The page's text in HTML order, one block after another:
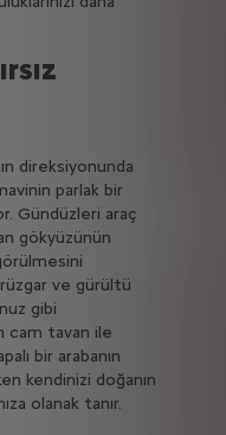
direksiyonunda
parlak bir
Gündüzleri araç
gökyüzünün
rüzgar ve gürültü
gibi
cam tavan ile
bir arabanın
kendinizi doğanın
olanak tanır.